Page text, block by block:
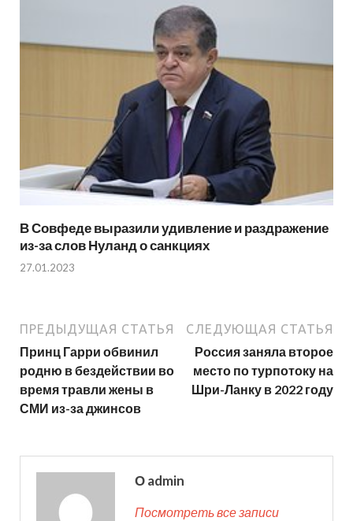
В Совфеде выразили удивление и раздражение
из-за слов Нуланд о санкциях
27.01.2023
ПРЕДЫДУЩАЯ СТАТЬЯ
Принц Гарри обвинил
родню в бездействии во
время травли жены в
СМИ из-за джинсов
СЛЕДУЮЩАЯ СТАТЬЯ
Россия заняла второе
место по турпотоку на
Шри-Ланку в 2022 году
О admin
Посмотреть все записи